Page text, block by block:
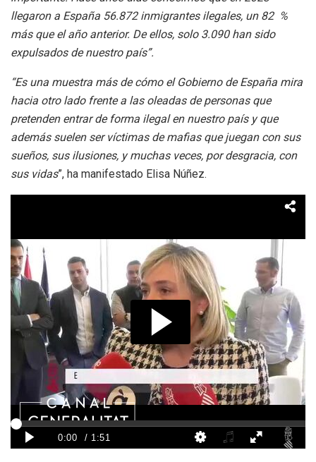
llegaron a España 56.872 inmigrantes ilegales, un 82 %
más que el año anterior. De ellos, solo 3.090 han sido
expulsados de nuestro país”.
“Es una muestra más de cómo el Gobierno de España mira
hacia otro lado frente a las oleadas de personas que
pretenden entrar de forma ilegal en nuestro país y que
además suelen ser víctimas de mafias que juegan con sus
sueños, sus ilusiones, y muchas veces, por desgracia, con
sus vidas”, ha manifestado Elisa Núñez.